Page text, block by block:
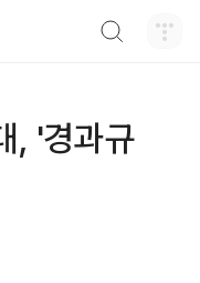
, '경과규